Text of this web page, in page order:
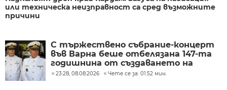
или техническа неизправност са сред възможните
причини
С тържествено събрание-концерт
във Варна беше отбелязана 147-та
годишнина от създаването на
Военноморските сили
23:28, 08.08.2026 Чете се за: 01:52 мин.